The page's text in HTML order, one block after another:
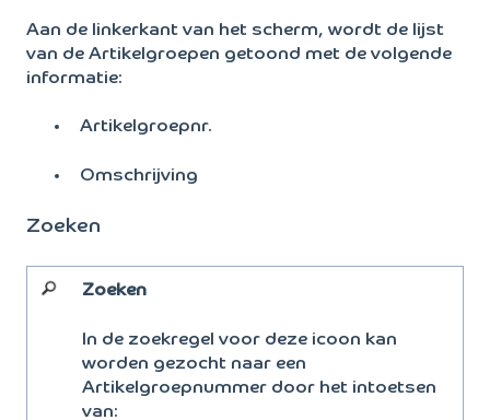
Aan de linkerkant van het scherm, wordt de lijst
van de Artikelgroepen getoond met de volgende
informatie:
Artikelgroepnr.
Omschrijving
Zoeken
Zoeken
In de zoekregel voor deze icoon kan
worden gezocht naar een
Artikelgroepnummer door het intoetsen
van: